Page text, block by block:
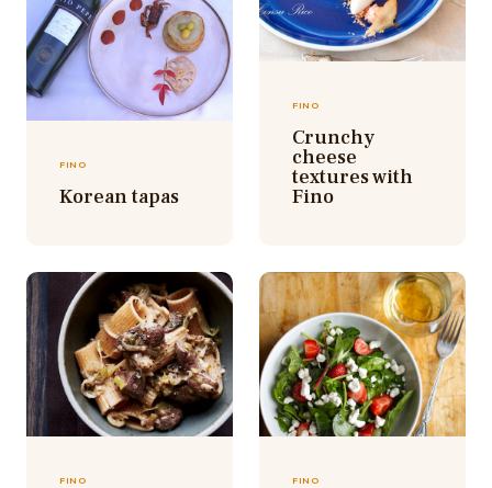
FINO
Crunchy
cheese
textures with
Fino
FINO
Korean tapas
FINO FINO